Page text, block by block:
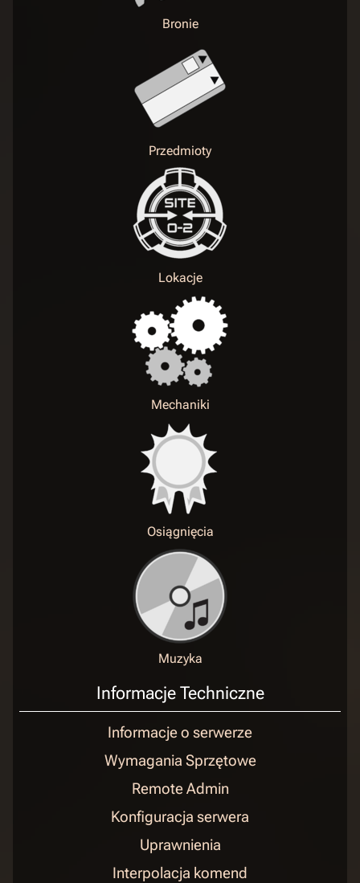
Bronie
Przedmioty
Lokacje
Mechaniki
Osiągnięcia
Muzyka
Informacje Techniczne
Informacje o serwerze
Wymagania Sprzętowe
Remote Admin
Konfiguracja serwera
Uprawnienia
Interpolacja komend